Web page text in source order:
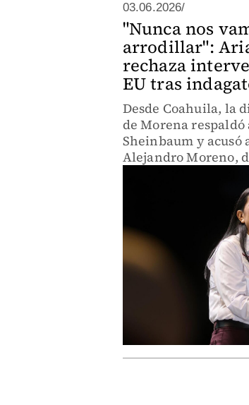
03.06.2026/
"Nunca nos
arrodillar":
rechaza
EU tras
Desde Coahuila, la
de Morena
Sheinbaum y acusó
Alejandro Moreno,
Washington para
extranjera en